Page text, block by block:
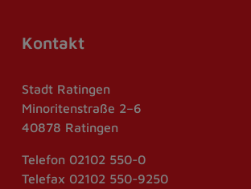
Kontakt
Stadt Ratingen
Minoritenstraße 2–6
40878 Ratingen
Telefon 02102 550-0
Telefax 02102 550-9250